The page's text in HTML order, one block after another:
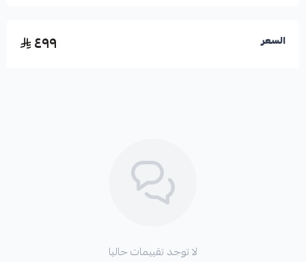
S400, S450, S500, S560, S550)
الشركة المصنعة:HIGHROAD AUTO PARTS
السعر ٤٩٩
لا توجد تقييمات حاليا